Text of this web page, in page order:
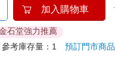
加入購物車
石堂強力推薦
參考庫存量：1預訂門市商品